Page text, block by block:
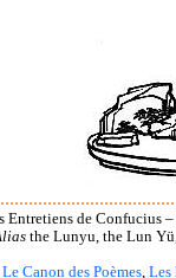
Entretiens de Confucius
the Lunyu, the Lun
Le Canon des Poèmes Les